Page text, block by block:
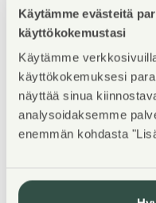
Käytämme evästeitä
käyttökokemustasi
Käytämme
käyttökokemuksesi
näyttää sinua
analysoidaksemme
enemmän kohdasta
Property
TERVETULOA
KLO 11-14.30!
vapaana olevia
saapumisestasi:
WELCOME TO THE